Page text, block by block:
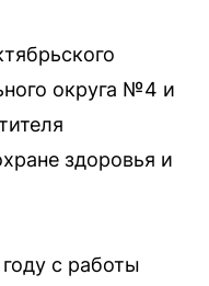
округа №4 и
здоровья и
с работы